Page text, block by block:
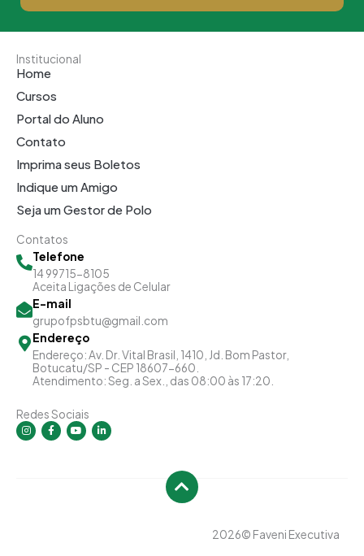
Institucional
Home
Cursos
Portal do Aluno
Contato
Imprima seus Boletos
Indique um Amigo
Seja um Gestor de Polo
Contatos
Telefone
14 99715-8105
Aceita Ligações de Celular
E-mail
grupofpsbtu@gmail.com
Endereço
Endereço: Av. Dr. Vital Brasil, 1410, Jd. Bom Pastor,
Botucatu/SP - CEP 18607-660.
Atendimento: Seg. a Sex., das 08:00 às 17:20.
Redes Sociais
I
n
s
F
a
c
Y
o
u
L
i
n
2026© Faveni Executiva